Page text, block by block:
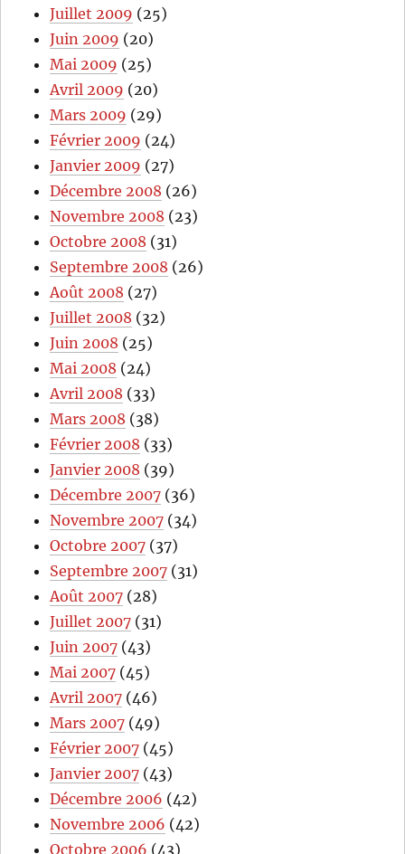
Juillet 2009 (25)
Juin 2009 (20)
Mai 2009 (25)
Avril 2009 (20)
Mars 2009 (29)
Février 2009 (24)
Janvier 2009 (27)
Décembre 2008 (26)
Novembre 2008 (23)
Octobre 2008 (31)
Septembre 2008 (26)
Août 2008 (27)
Juillet 2008 (32)
Juin 2008 (25)
Mai 2008 (24)
Avril 2008 (33)
Mars 2008 (38)
Février 2008 (33)
Janvier 2008 (39)
Décembre 2007 (36)
Novembre 2007 (34)
Octobre 2007 (37)
Septembre 2007 (31)
Août 2007 (28)
Juillet 2007 (31)
Juin 2007 (43)
Mai 2007 (45)
Avril 2007 (46)
Mars 2007 (49)
Février 2007 (45)
Janvier 2007 (43)
Décembre 2006 (42)
Novembre 2006 (42)
Octobre 2006 (43)